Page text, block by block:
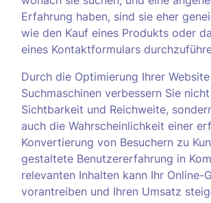
Erfahrung haben, sind sie eher
wie den Kauf eines Produkts oder
eines Kontaktformulars
Durch die Optimierung Ihrer
Suchmaschinen verbessern Sie
Sichtbarkeit und Reichweite,
auch die Wahrscheinlichkeit einer
Konvertierung von Besuchern zu
gestaltete Benutzererfahrung in
relevanten Inhalten kann Ihr Online-
vorantreiben und Ihren Umsatz